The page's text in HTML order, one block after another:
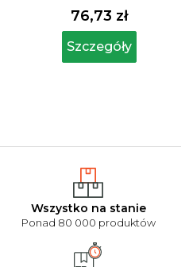
Wszystko na stanie
Ponad 80 000 produktów
produktu
wynosi
4,6
na
76,73 zł
Szczegóły